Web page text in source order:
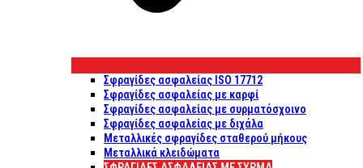
Σφραγίδες ασφαλείας ISO 17712
Σφραγίδες ασφαλείας με καρφί
Σφραγίδες ασφαλείας με συρματόσχοινο
Σφραγίδες ασφαλείας με διχάλα
Μεταλλικές σφραγίδες σταθερού μήκους
Μεταλλικά κλειδώματα